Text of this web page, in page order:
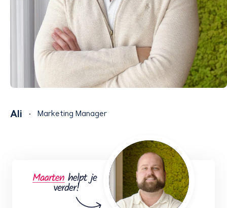
Ali Marketing Manager